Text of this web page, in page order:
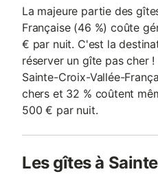
La majeure partie des
Française (46 %) coûte
€ par nuit. C'est la
réserver un gîte pas cher
Sainte-Croix-Vallée-
chers et 32 % coûtent
500 € par nuit.
Les gîtes à